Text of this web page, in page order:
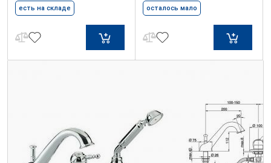
есть на складе осталось мало